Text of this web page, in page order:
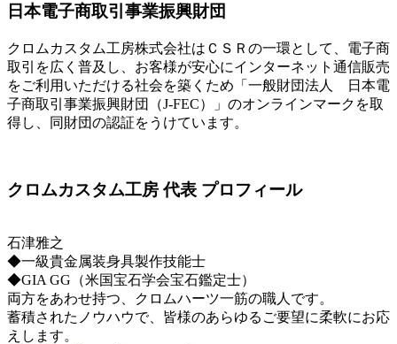
日本電子商取引事業振興財団
クロムカスタム工房株式会社はＣＳＲの一環として、電子商
取引を広く普及し、お客様が安心にインターネット通信販売
をご利用いただける社会を築くため「一般財団法人 日本電
子商取引事業振興財団（J-FEC）」のオンラインマークを取
得し、同財団の認証をうけています。
クロムカスタム工房 代表 プロフィール
石津雅之
◆一級貴金属装身具製作技能士
◆GIA GG（米国宝石学会宝石鑑定士）
両方をあわせ持つ、クロムハーツ一筋の職人です。
蓄積されたノウハウで、皆様のあらゆるご要望に柔軟にお応
えします。